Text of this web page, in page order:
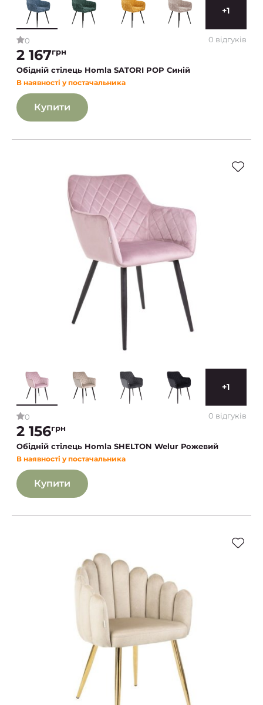
+1
0 0 відгуків
2 167грн
Обідній стілець Homla SATORI POP Синій
В наявності у постачальника
Купити
+1
0 0 відгуків
2 156грн
Обідній стілець Homla SHELTON Welur Рожевий
В наявності у постачальника
Купити